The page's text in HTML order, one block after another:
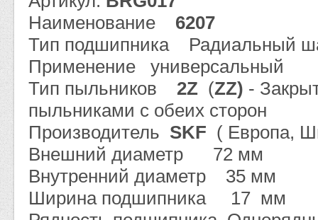
Наименование 6207
Тип подшипника Радиальный
Применение универсальный
Тип пыльников 2Z (ZZ) -
пыльниками с обеих сторон
Производитель SKF ( Европа,
Внешний диаметр 72 мм
Внутренний диаметр 35 мм
Ширина подшипника 17 мм